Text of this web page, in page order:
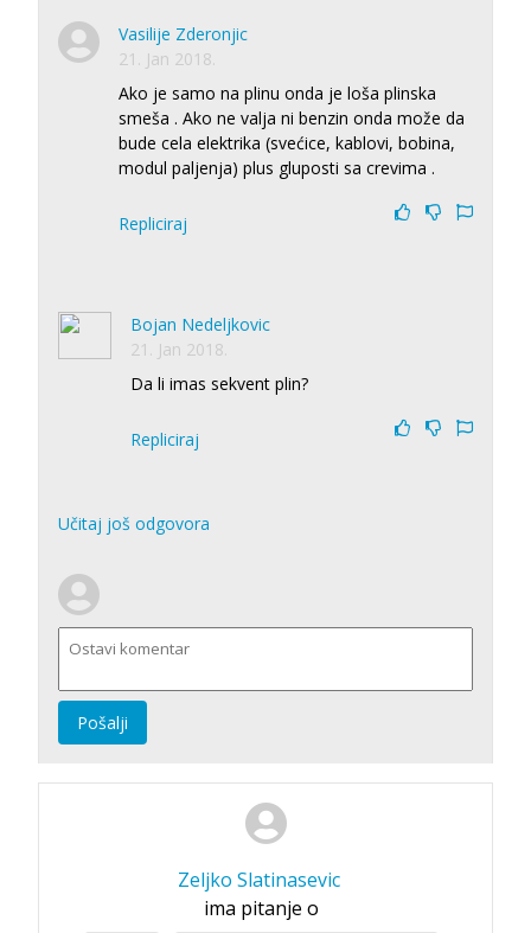
Vasilije Zderonjic
21. Jan 2018.
Ako je samo na plinu onda je loša plinska
smeša . Ako ne valja ni benzin onda može da
bude cela elektrika (svećice, kablovi, bobina,
modul paljenja) plus gluposti sa crevima .
Repliciraj
Bojan Nedeljkovic
21. Jan 2018.
Da li imas sekvent plin?
Repliciraj
Učitaj još odgovora
Pošalji
Zeljko Slatinasevic
ima pitanje o